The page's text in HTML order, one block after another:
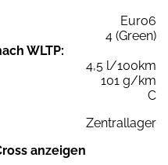
Euro6
4 (Green)
WLTP:
4,5 l/100km
101 g/km
C
Zentrallager
anzeigen